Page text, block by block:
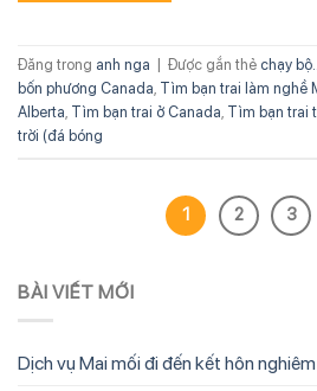
Đăng trong anh nga Được gắn thẻ chạy
bốn phương Canada, Tìm bạn trai làm nghề
Alberta, Tìm bạn trai ở Canada, Tìm bạn trai
trời (đá bóng
1 2 3
BÀI VIẾT MỚI
Dịch vụ Mai mối đi đến kết hôn